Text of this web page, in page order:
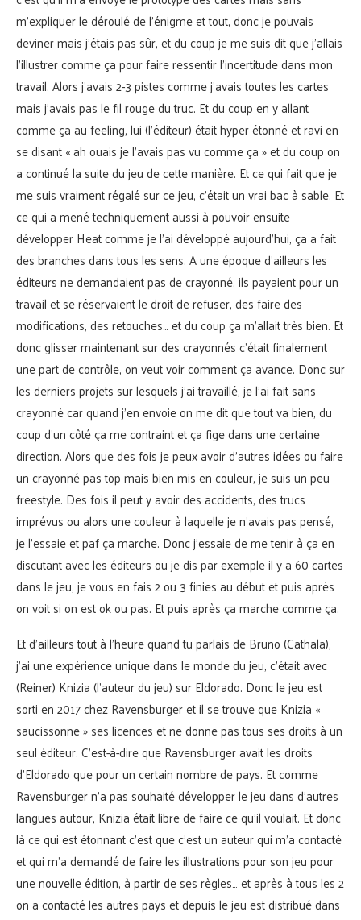
m’expliquer le déroulé de l’énigme et tout, donc je pouvais
deviner mais j’étais pas sûr, et du coup je me suis dit que j’allais
l’illustrer comme ça pour faire ressentir l’incertitude dans mon
travail. Alors j’avais 2-3 pistes comme j’avais toutes les cartes
mais j’avais pas le fil rouge du truc. Et du coup en y allant
comme ça au feeling, lui (l’éditeur) était hyper étonné et ravi en
se disant « ah ouais je l’avais pas vu comme ça » et du coup on
a continué la suite du jeu de cette manière. Et ce qui fait que je
me suis vraiment régalé sur ce jeu, c’était un vrai bac à sable. Et
ce qui a mené techniquement aussi à pouvoir ensuite
développer Heat comme je l’ai développé aujourd’hui, ça a fait
des branches dans tous les sens. A une époque d’ailleurs les
éditeurs ne demandaient pas de crayonné, ils payaient pour un
travail et se réservaient le droit de refuser, des faire des
modifications, des retouches… et du coup ça m’allait très bien. Et
donc glisser maintenant sur des crayonnés c’était finalement
une part de contrôle, on veut voir comment ça avance. Donc sur
les derniers projets sur lesquels j’ai travaillé, je l’ai fait sans
crayonné car quand j’en envoie on me dit que tout va bien, du
coup d’un côté ça me contraint et ça fige dans une certaine
direction. Alors que des fois je peux avoir d’autres idées ou faire
un crayonné pas top mais bien mis en couleur, je suis un peu
freestyle. Des fois il peut y avoir des accidents, des trucs
imprévus ou alors une couleur à laquelle je n’avais pas pensé,
je l’essaie et paf ça marche. Donc j’essaie de me tenir à ça en
discutant avec les éditeurs ou je dis par exemple il y a 60 cartes
dans le jeu, je vous en fais 2 ou 3 finies au début et puis après
on voit si on est ok ou pas. Et puis après ça marche comme ça.
Et d’ailleurs tout à l’heure quand tu parlais de Bruno (Cathala),
j’ai une expérience unique dans le monde du jeu, c’était avec
(Reiner) Knizia (l’auteur du jeu) sur Eldorado. Donc le jeu est
sorti en 2017 chez Ravensburger et il se trouve que Knizia «
saucissonne » ses licences et ne donne pas tous ses droits à un
seul éditeur. C’est-à-dire que Ravensburger avait les droits
d’Eldorado que pour un certain nombre de pays. Et comme
Ravensburger n’a pas souhaité développer le jeu dans d’autres
langues autour, Knizia était libre de faire ce qu’il voulait. Et donc
là ce qui est étonnant c’est que c’est un auteur qui m’a contacté
et qui m’a demandé de faire les illustrations pour son jeu pour
une nouvelle édition, à partir de ses règles… et après à tous les 2
on a contacté les autres pays et depuis le jeu est distribué dans